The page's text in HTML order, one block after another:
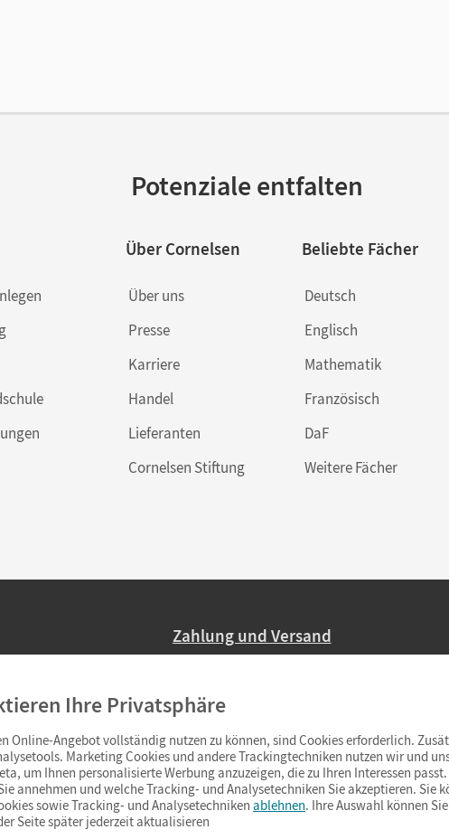
Potenziale entfalten
Über Cornelsen
Über uns
Presse
Karriere
Handel
Lieferanten
Cornelsen Stiftung
Beliebte Fächer
Deutsch
Englisch
Mathematik
Französisch
DaF
Weitere Fächer
Zahlung und Versand
Ab 59,– EUR Bestellwert liefern wir
(Lieferung in 3–6 Tagen).
Ihre Privatsphäre
Online-Angebot vollständig nutzen zu können, sind Cookies erforderlich.
Marketing Cookies und andere Trackingtechniken nutzen wir und
um Ihnen personalisierte Werbung anzuzeigen, die zu Ihren Interessen
annehmen und welche Tracking- und Analysetechniken Sie akzeptieren. Sie
sowie Tracking- und Analysetechniken ablehnen. Ihre Auswahl können
Seite später jederzeit aktualisieren